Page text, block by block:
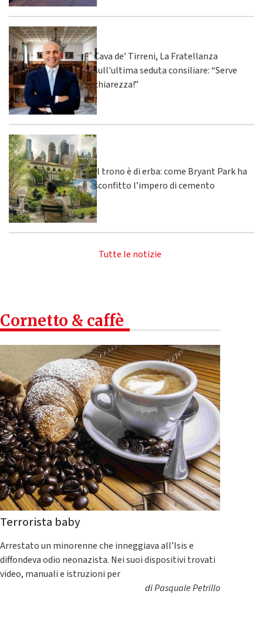
Cava de’ Tirreni, La Fratellanza
sull'ultima seduta consiliare: “Serve
chiarezza!”
Il trono è di erba: come Bryant Park ha
sconfitto l’impero di cemento
Tutte le notizie
Cornetto & caffè
Terrorista baby
Arrestato un minorenne che inneggiava all’Isis e
diffondeva odio neonazista. Nei suoi dispositivi trovati
video, manuali e istruzioni per
diPasquale Petrillo